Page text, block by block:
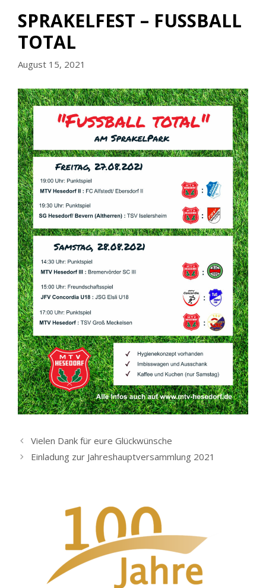
SPRAKELFEST – FUSSBALL T
OTAL
August 15, 2021
Vielen Dank für eure Glückwünsche
Einladung zur Jahreshauptversammlung 2021